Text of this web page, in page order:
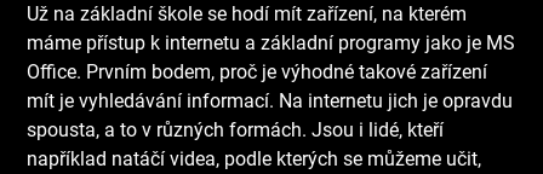
Už na základní škole se hodí mít zařízení, na kterém
máme přístup k internetu a základní programy jako je MS
Office. Prvním bodem, proč je výhodné takové zařízení
mít je vyhledávání informací. Na internetu jich je opravdu
spousta, a to v různých formách. Jsou i lidé, kteří
například natáčí videa, podle kterých se můžeme učit,